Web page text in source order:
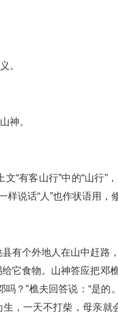
。
神。
文“有客山行”中的“山行
样说话“人”也作状语用
有个外地人在山中赶路
它食物。山神答应把邓
吗？”樵夫回答说：“是
，一天不打柴，母亲就